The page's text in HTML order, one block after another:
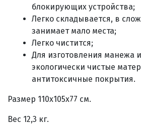
блокирующих устройства;
Легко складывается, в
занимает мало места;
Легко чистится;
Для изготовления манежа
экологически чистые
антитоксичные покрытия.
Размер 110х105х77 см.
Вес 12,3 кг.